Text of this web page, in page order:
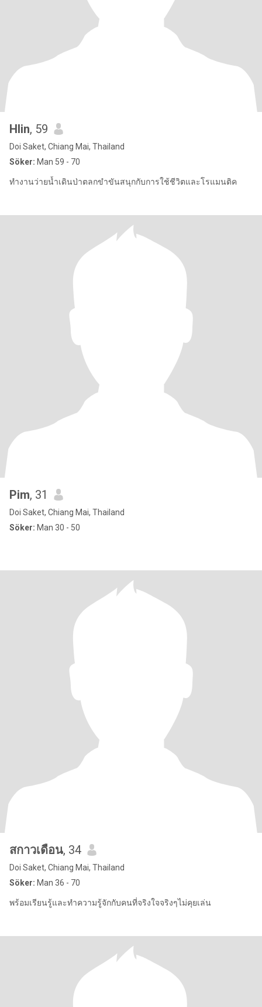
Hlin, 59
Doi Saket, Chiang Mai, Thailand
Söker: Man 59 - 70
ทำงานว่ายน้ำเดินป่าตลกขำขันสนุกกับการใช้ชีวิตและโรแมนติค
Pim, 31
Doi Saket, Chiang Mai, Thailand
Söker: Man 30 - 50
สกาวเดือน, 34
Doi Saket, Chiang Mai, Thailand
Söker: Man 36 - 70
พร้อมเรียนรู้และทำความรู้จักกับคนที่จริงใจจริงๆไม่คุยเล่น